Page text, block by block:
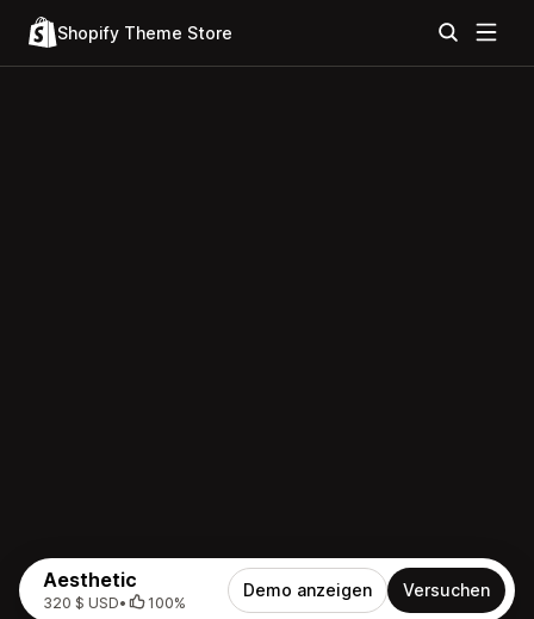
Shopify Theme Store
Aesthetic
320 $ USD• 100%
Demo anzeigen Versuchen